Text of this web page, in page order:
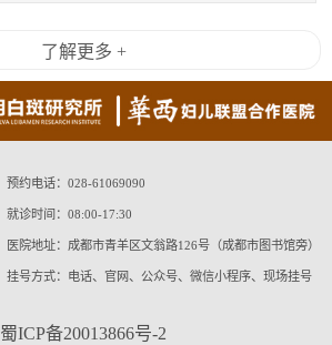
了解更多 +
预约电话： 028-61069090
就诊时间：08:00-17:30
医院地址：成都市青羊区文翁路126号（成都市图书馆旁）
挂号方式：电话、官网、公众号、微信小程序、现场挂号
蜀ICP备20013866号-2